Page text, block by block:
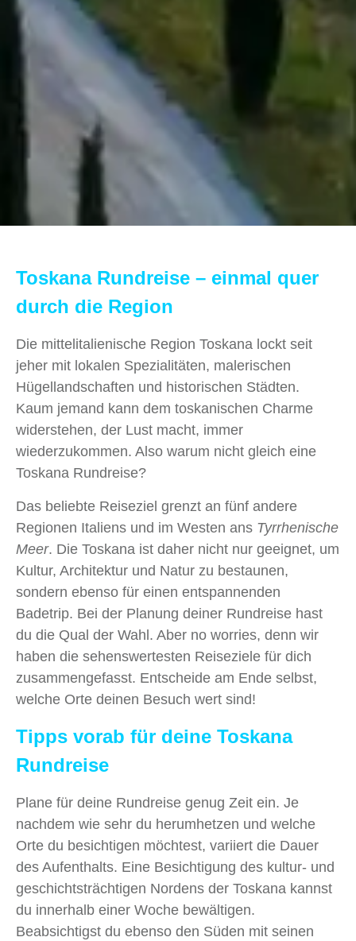
Toskana Rundreise – einmal quer
durch die Region
Die mittelitalienische Region Toskana lockt seit
jeher mit lokalen Spezialitäten, malerischen
Hügellandschaften und historischen Städten.
Kaum jemand kann dem toskanischen Charme
widerstehen, der Lust macht, immer
wiederzukommen. Also warum nicht gleich eine
Toskana Rundreise?
Das beliebte Reiseziel grenzt an fünf andere
Regionen Italiens und im Westen ans Tyrrhenische
Meer. Die Toskana ist daher nicht nur geeignet, um
Kultur, Architektur und Natur zu bestaunen,
sondern ebenso für einen entspannenden
Badetrip. Bei der Planung deiner Rundreise hast
du die Qual der Wahl. Aber no worries, denn wir
haben die sehenswertesten Reiseziele für dich
zusammengefasst. Entscheide am Ende selbst,
welche Orte deinen Besuch wert sind!
Tipps vorab für deine Toskana
Rundreise
Plane für deine Rundreise genug Zeit ein. Je
nachdem wie sehr du herumhetzen und welche
Orte du besichtigen möchtest, variiert die Dauer
des Aufenthalts. Eine Besichtigung des kultur- und
geschichtsträchtigen Nordens der Toskana kannst
du innerhalb einer Woche bewältigen.
Beabsichtigst du ebenso den Süden mit seinen